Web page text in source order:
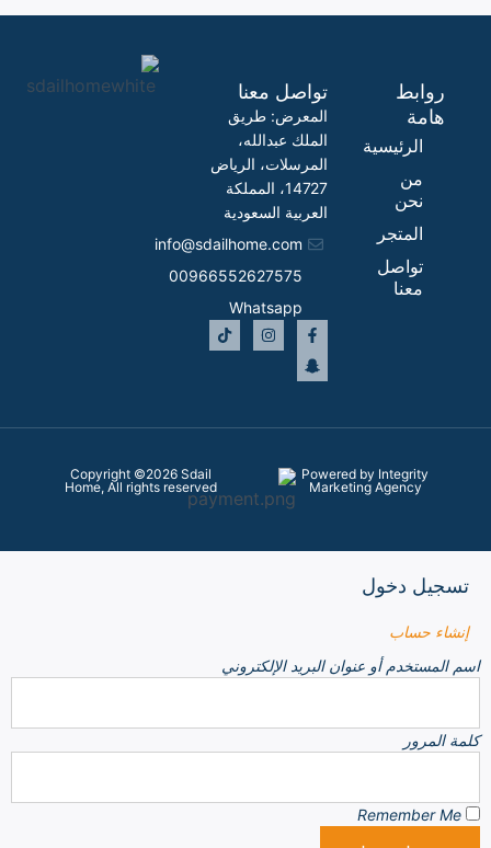
روابط
هامة
الرئيسية
من
نحن
المتجر
تواصل
معنا
تواصل معنا
المعرض: طريق
الملك عبدالله،
المرسلات، الرياض
14727، المملكة
العربية السعودية
info@sdailhome.com​
00966552627575
Whatsapp
Powered by Integrity
Marketing Agency
Copyright ©2026 Sdail
Home, All rights reserved
تسجيل دخول
إنشاء حساب
اسم المستخدم أو عنوان البريد الإلكتروني
كلمة المرور